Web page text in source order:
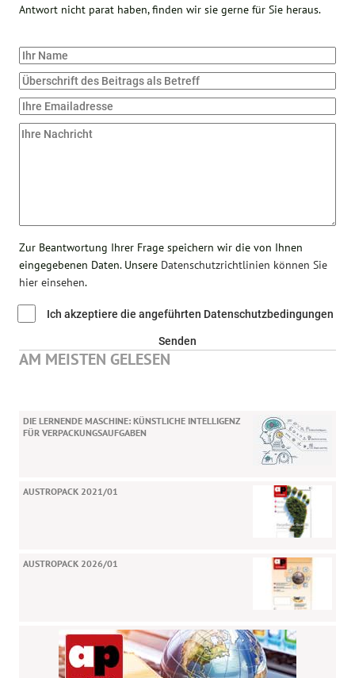
Antwort nicht parat haben, finden wir sie gerne für Sie heraus.
Zur Beantwortung Ihrer Frage speichern wir die von Ihnen
eingegebenen Daten. Unsere Datenschutzrichtlinien können Sie
hier einsehen.
Ich akzeptiere die angeführten Datenschutzbedingungen
Senden
AM MEISTEN GELESEN
DIE LERNENDE MASCHINE: KÜNSTLICHE INTELLIGENZ
FÜR VERPACKUNGSAUFGABEN
AUSTROPACK 2021/01
AUSTROPACK 2026/01